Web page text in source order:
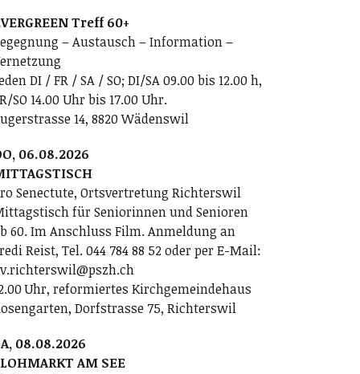
Treff 60+
– Austausch – Information –
DI / FR / SA / SO; DI/SA 09.00 bis 12.00 h,
SO 14.00 Uhr bis 17.00 Uhr.
14, 8820 Wädenswil
06.08.2026
Senectute, Ortsvertretung Richterswil
für Seniorinnen und Senioren
60. Im Anschluss Film. Anmeldung an
Reist, Tel. 044 784 88 52 oder per E-Mail:
Uhr, reformiertes Kirchgemeindehaus
Dorfstrasse 75, Richterswil
08.08.2026
AM SEE